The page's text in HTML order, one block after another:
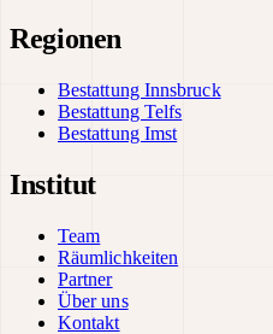
Regionen
Bestattung Innsbruck
Bestattung Telfs
Bestattung Imst
Institut
Team
Räumlichkeiten
Partner
Über uns
Kontakt